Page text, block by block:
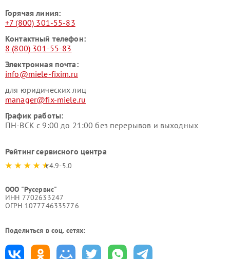
Горячая линия:
+7 (800) 301-55-83
Контактный телефон:
8 (800) 301-55-83
Электронная почта:
info@miele-fixim.ru
для юридических лиц
manager@fix-miele.ru
График работы:
ПН-ВСК с 9:00 до 21:00 без перерывов и выходных
Рейтинг сервисного центра
4.9-5.0
ООО "Русервис"
ИНН 7702633247
ОГРН 1077746335776
Поделиться в соц. сетях: